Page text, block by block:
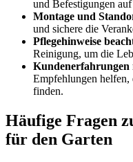
und Befestigungen
Montage und
und sichere die
Pflegehinweise
Reinigung, um die
Kundenerfahrungen
Empfehlungen
finden.
Häufige Fragen
für den Garten